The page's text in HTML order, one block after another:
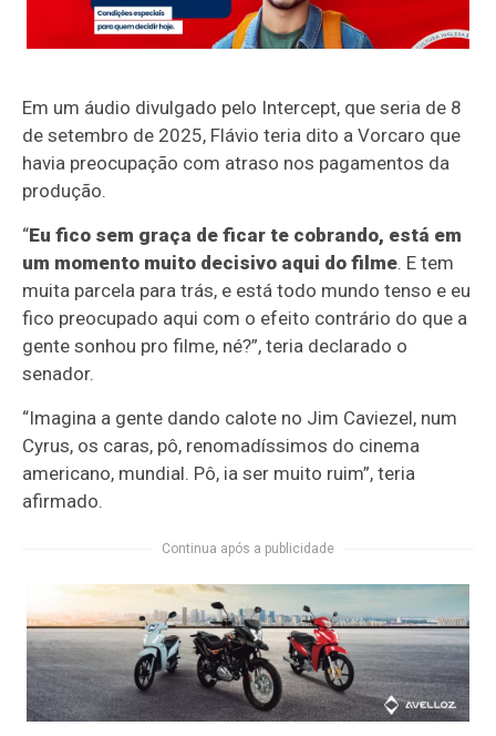
Em um áudio divulgado pelo Intercept, que seria de 8
de setembro de 2025, Flávio teria dito a Vorcaro que
havia preocupação com atraso nos pagamentos da
produção.
“Eu fico sem graça de ficar te cobrando, está em
um momento muito decisivo aqui do filme. E tem
muita parcela para trás, e está todo mundo tenso e eu
fico preocupado aqui com o efeito contrário do que a
gente sonhou pro filme, né?”, teria declarado o
senador.
“Imagina a gente dando calote no Jim Caviezel, num
Cyrus, os caras, pô, renomadíssimos do cinema
americano, mundial. Pô, ia ser muito ruim”, teria
afirmado.
Continua após a publicidade